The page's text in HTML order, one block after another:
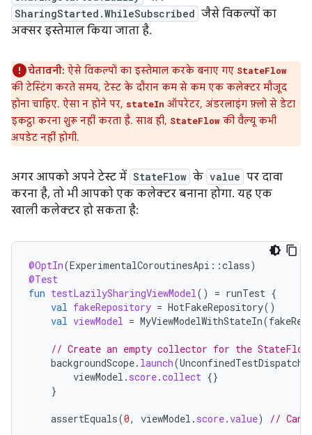
SharingStarted.WhileSubscribed जैसे विकल्पों का
अक्सर इस्तेमाल किया जाता है.
चेतावनी: ऐसे विकल्पों का इस्तेमाल करके बनाए गए StateFlow
की टेस्टिंग करते समय, टेस्ट के दौरान कम से कम एक कलेक्टर मौजूद
होना चाहिए. ऐसा न होने पर, stateIn ऑपरेटर, अंडरलाइंग फ़्लो से डेटा
इकट्ठा करना शुरू नहीं करता है. साथ ही, StateFlow की वैल्यू कभी
अपडेट नहीं होगी.
अगर आपको अपने टेस्ट में StateFlow के value पर दावा
करना है, तो भी आपको एक कलेक्टर बनाना होगा. यह एक
खाली कलेक्टर हो सकता है:
@OptIn(ExperimentalCoroutinesApi ::class)
@Test
fun testLazilySharingViewModel() = runTest {
val fakeRepository = HotFakeRepository()
val viewModel = MyViewModelWithStateIn(
// Create an empty collector for the StateFlow
backgroundScope. launch(
viewModel . score.collect {}
}
assertEquals(0, viewModel . score.value) // Can